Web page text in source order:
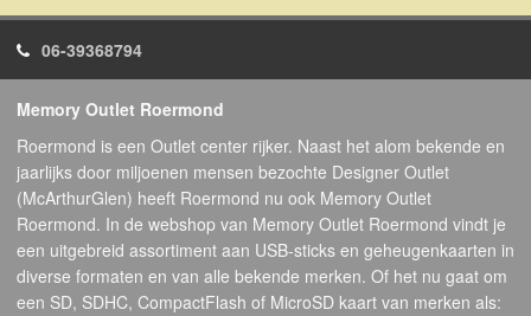
06-39368794
Memory Outlet Roermond
Roermond is een Outlet center rijker. Naast het alom bekende en
jaarlijks door miljoenen mensen bezochte Designer Outlet
(McArthurGlen) heeft Roermond nu ook Memory Outlet
Roermond. In de webshop van Memory Outlet Roermond vindt je
een uitgebreid assortiment aan USB-sticks en geheugenkaarten in
diverse formaten en van alle bekende merken. Of het nu gaat om
een SD, SDHC, CompactFlash of MicroSD kaart van merken als: